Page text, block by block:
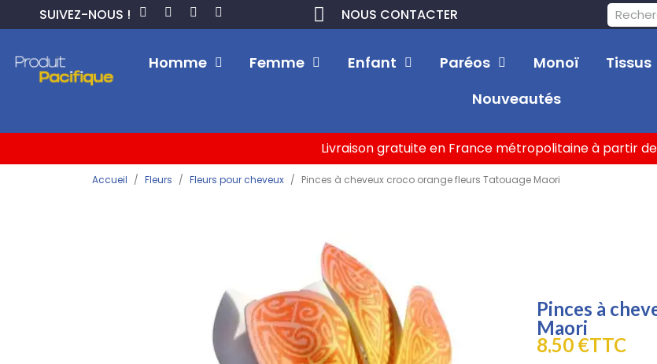
SUIVEZ-NOUS ! NOUS CONTACTER
Homme Femme Enfant Paréos Monoï Tissus
Nouveautés
Livraison gratuite en France métropolitaine à partir
Accueil Fleurs Fleurs pour cheveux Pinces à cheveux croco orange fleurs Tatouage Maori
Pinces à
Maori
8,50 €TTC